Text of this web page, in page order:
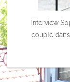
Interview
couple